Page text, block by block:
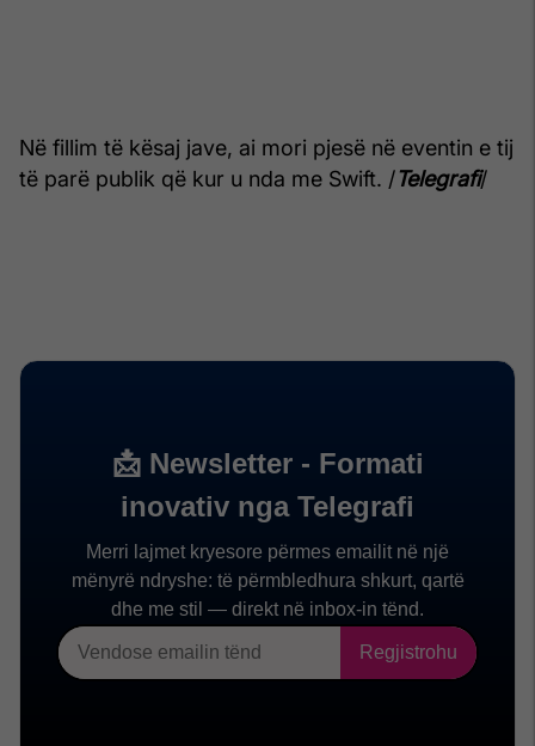
Në fillim të kësaj jave, ai mori pjesë në eventin e tij
të parë publik që kur u nda me Swift. /Telegrafi/